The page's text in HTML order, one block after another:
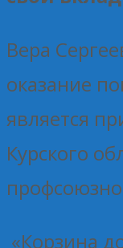
Вера
оказание
является
Курского
«Корзина